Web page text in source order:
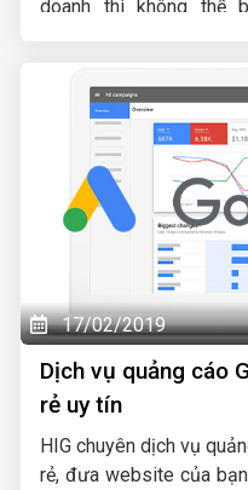
doanh thì không thể
kinh doanh.
17/02/2019
Dịch vụ quảng cáo
rẻ uy tín
HIG chuyên dịch vụ
rẻ, đưa website của